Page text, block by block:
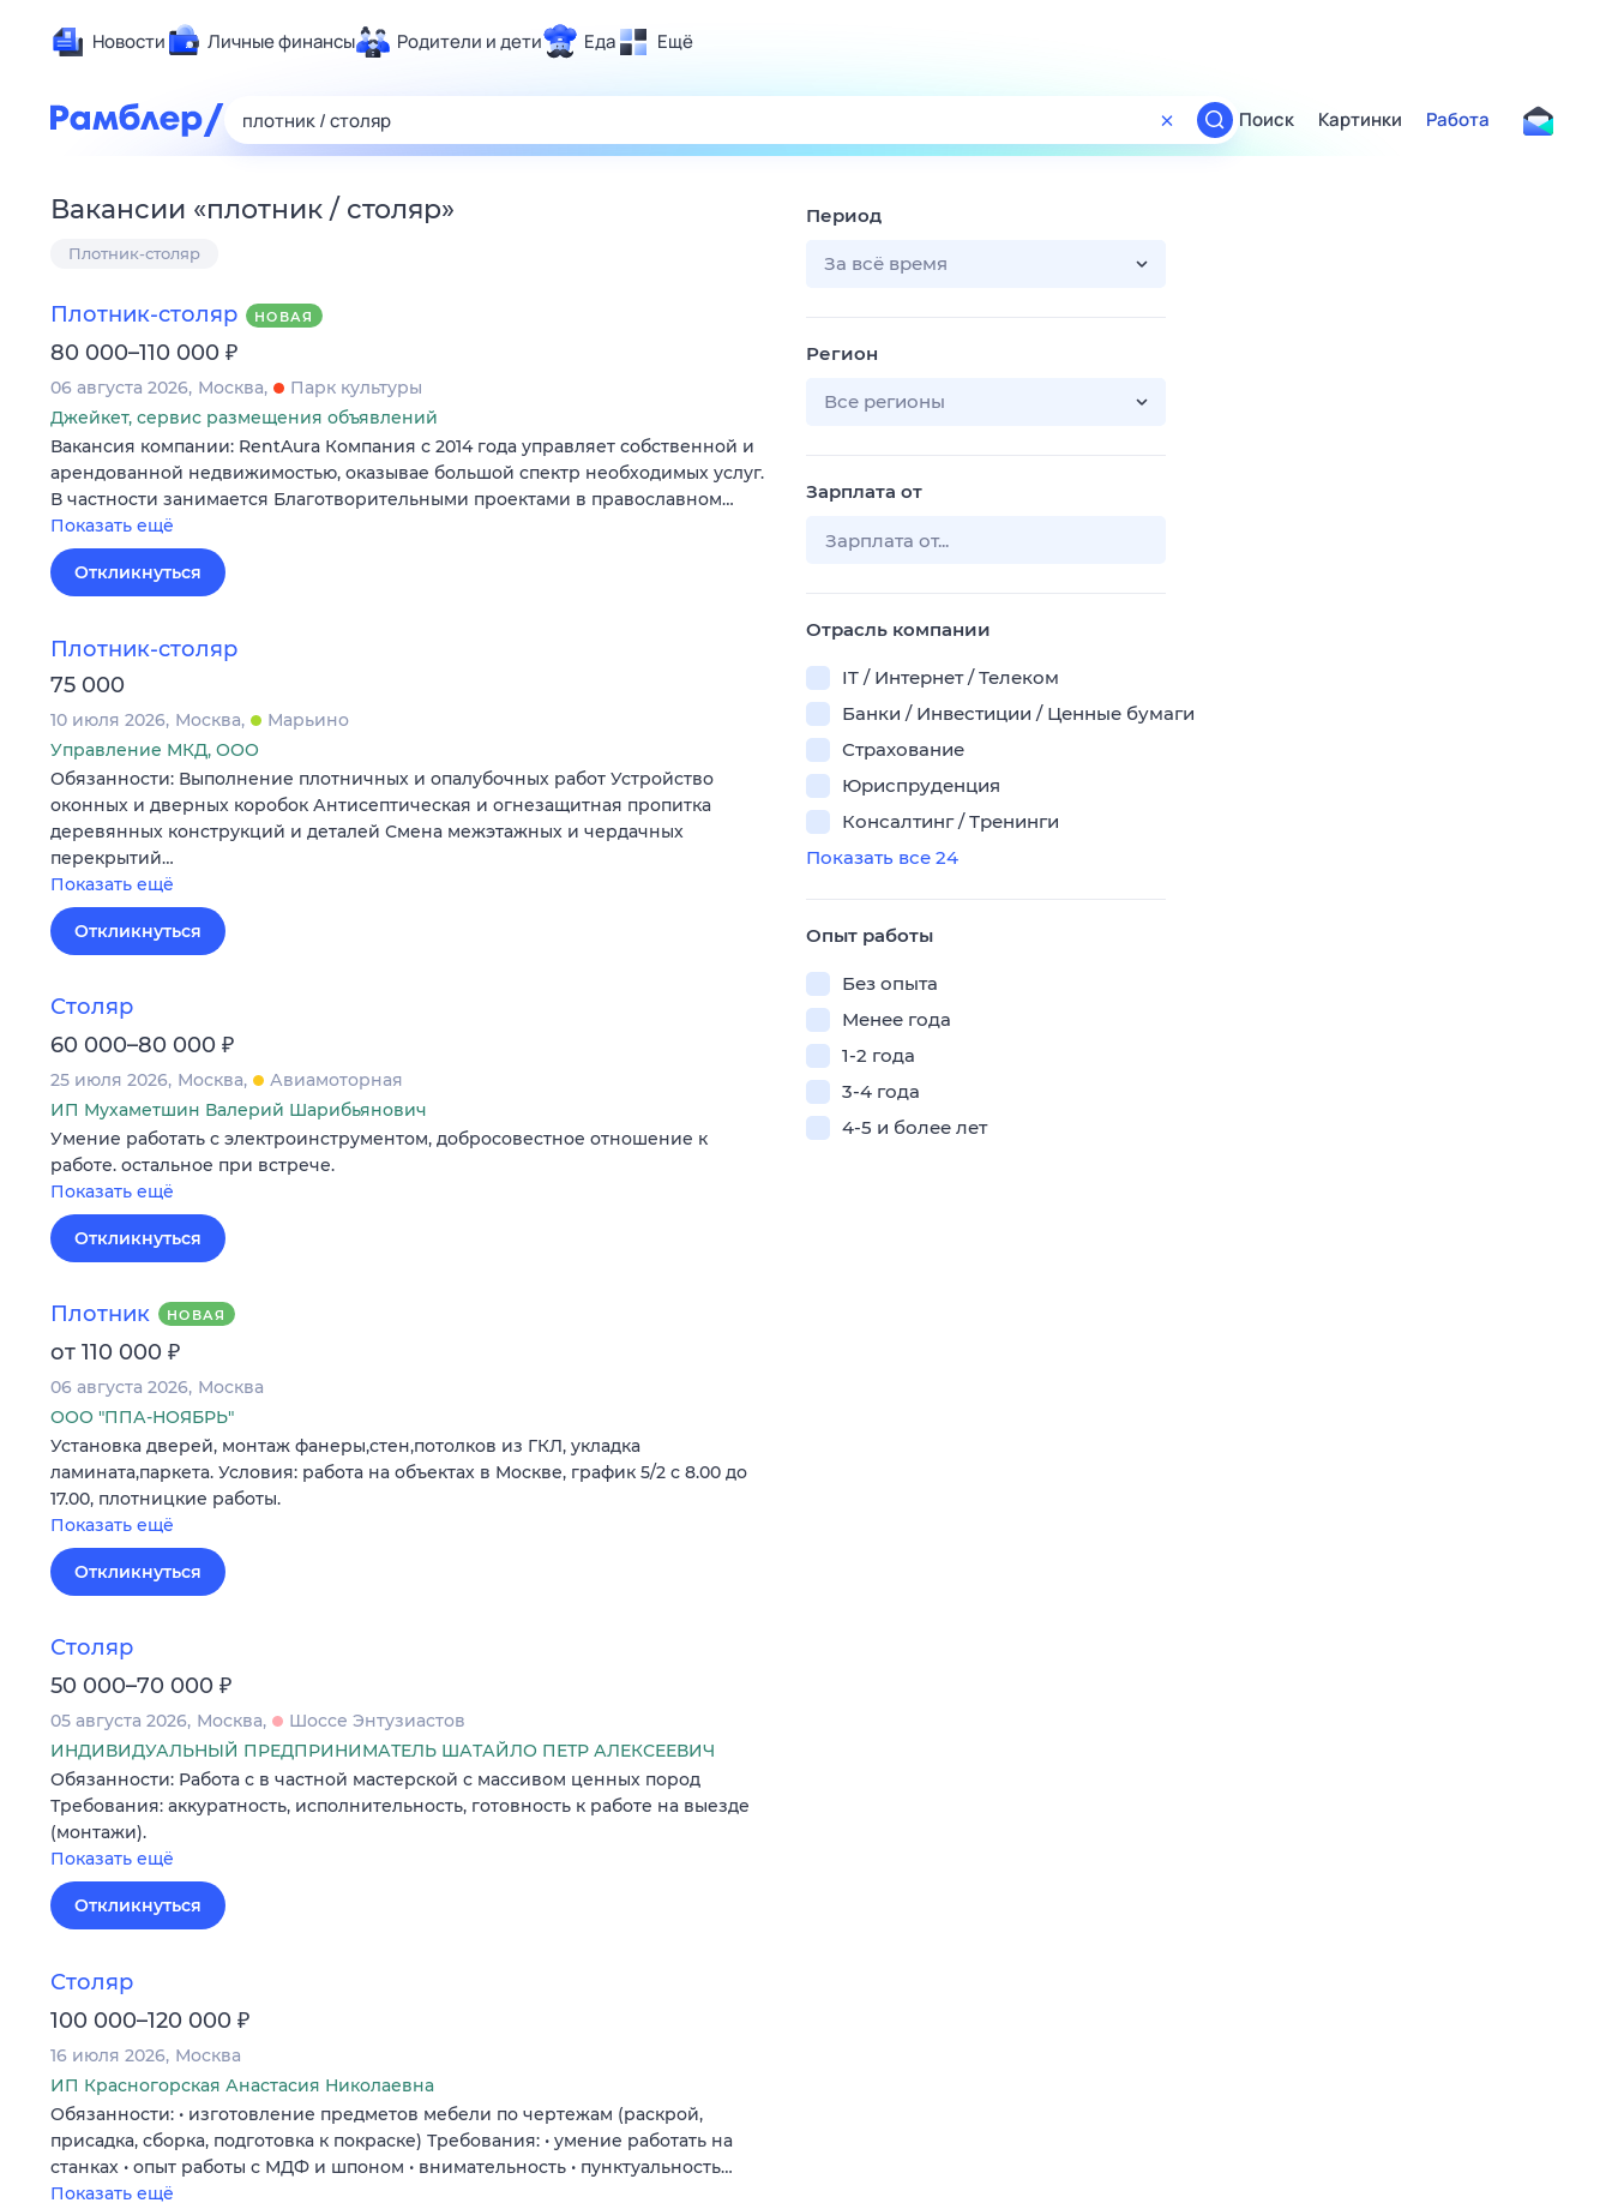
Новости Личные финансы Родители и дети Еда Ещё
Развлечения и отдых
Спорт
Гороскопы
Поиск
ТВ-программа
Поиск Картинки Работа
Вакансии «плотник / столяр»
Плотник-столяр
Плотник-столяр НОВАЯ
80 000–110 000 ₽
06 августа 2026 Москва
Парк культуры
Джейкет, сервис размещения объявлений
Вакансия компании: RentAura Компания с 2014 года управляет собственной и
арендованной недвижимостью, оказывае большой спектр необходимых услуг.
В частности занимается Благотворительными проектами в православном…
Показать ещё
Откликнуться
Плотник-столяр
75 000
10 июля 2026 Москва
Марьино
Управление МКД, ООО
Обязанности: Выполнение плотничных и опалубочных работ Устройство
оконных и дверных коробок Антисептическая и огнезащитная пропитка
деревянных конструкций и деталей Смена межэтажных и чердачных
перекрытий…
Показать ещё
Откликнуться
Столяр
60 000–80 000 ₽
25 июля 2026 Москва
Авиамоторная
ИП Мухаметшин Валерий Шарибьянович
Умение работать с электроинструментом, добросовестное отношение к
работе. остальное при встрече.
Показать ещё
Откликнуться
Плотник НОВАЯ
от 110 000 ₽
06 августа 2026 Москва
ООО "ППА-НОЯБРЬ"
Установка дверей, монтаж фанеры,стен,потолков из ГКЛ, укладка
ламината,паркета. Условия: работа на объектах в Москве, график 5/2 с 8.00 до
17.00, плотницкие работы.
Показать ещё
Откликнуться
Столяр
50 000–70 000 ₽
05 августа 2026 Москва
Шоссе Энтузиастов
ИНДИВИДУАЛЬНЫЙ ПРЕДПРИНИМАТЕЛЬ ШАТАЙЛО ПЕТР АЛЕКСЕЕВИЧ
Обязанности: Работа с в частной мастерской с массивом ценных пород
Требования: аккуратность, исполнительность, готовность к работе на выезде
(монтажи).
Показать ещё
Откликнуться
Столяр
100 000–120 000 ₽
16 июля 2026 Москва
ИП Красногорская Анастасия Николаевна
Обязанности: • изготовление предметов мебели по чертежам (раскрой,
присадка, сборка, подготовка к покраске) Требования: • умение работать на
станках • опыт работы с МДФ и шпоном • внимательность • пунктуальность…
Показать ещё
Период
За всё время
Регион
Все регионы
Зарплата от
Отрасль компании
IT / Интернет / Телеком
Банки / Инвестиции / Ценные бумаги
Страхование
Юриспруденция
Консалтинг / Тренинги
Показать все 24
Опыт работы
Без опыта
Менее года
1-2 года
3-4 года
4-5 и более лет